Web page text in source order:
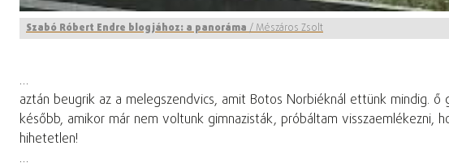
Szabó Róbert Endre blogjához: a panoráma/Mészáros Zsolt
…
aztán beugrik az a melegszendvics, amit Botos Norbiéknál ettünk mindig.
később, amikor már nem voltunk gimnazisták, próbáltam
hihetetlen!
…